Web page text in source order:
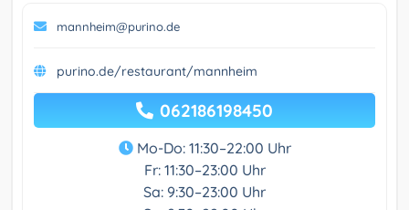
mannheim@purino.de
purino.de/restaurant/mannheim
062186198450
Mo-Do: 11:30–22:00 Uhr
Fr: 11:30–23:00 Uhr
Sa: 9:30–23:00 Uhr